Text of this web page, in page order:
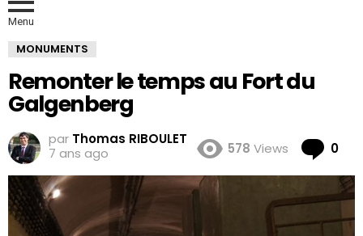
Menu
MONUMENTS
Remonter le temps au Fort du
Galgenberg
par Thomas RIBOULET
7 ans ago
578 Views 0